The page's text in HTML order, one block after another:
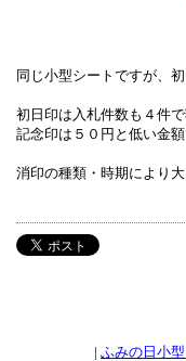
同じ小型シートですが、
初日印は入札件数も４件
記念印は５０円と低い金額
消印の種類・時期により
| ふみの日小